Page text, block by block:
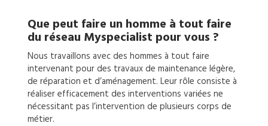
Que peut faire un homme à tout faire
du réseau Myspecialist pour vous ?
Nous travaillons avec des hommes à tout faire
intervenant pour des travaux de maintenance légère,
de réparation et d’aménagement. Leur rôle consiste à
réaliser efficacement des interventions variées ne
nécessitant pas l’intervention de plusieurs corps de
métier.